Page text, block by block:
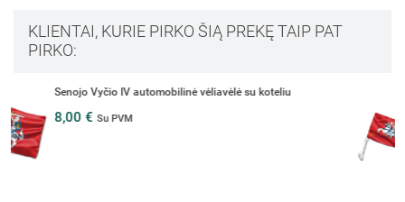
KLIENTAI, KURIE PIRKO ŠIĄ PREKĘ TAIP PAT
PIRKO:
Lietuvos istorinė automobilinė vėliavėlė su koteliu
5,00 €